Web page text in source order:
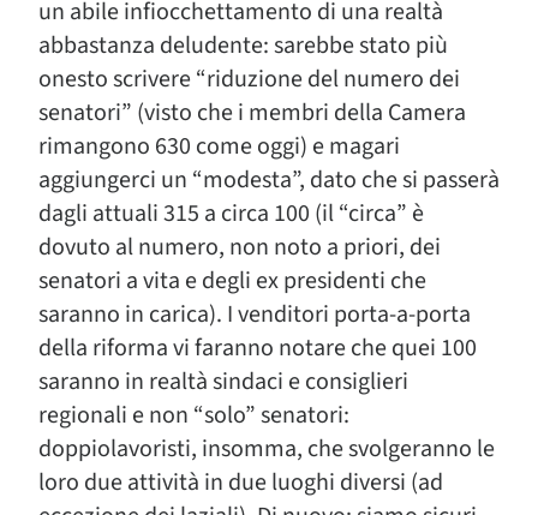
un abile infiocchettamento di una realtà
abbastanza deludente: sarebbe stato più
onesto scrivere “riduzione del numero dei
senatori” (visto che i membri della Camera
rimangono 630 come oggi) e magari
aggiungerci un “modesta”, dato che si passerà
dagli attuali 315 a circa 100 (il “circa” è
dovuto al numero, non noto a priori, dei
senatori a vita e degli ex presidenti che
saranno in carica). I venditori porta-a-porta
della riforma vi faranno notare che quei 100
saranno in realtà sindaci e consiglieri
regionali e non “solo” senatori:
doppiolavoristi, insomma, che svolgeranno le
loro due attività in due luoghi diversi (ad